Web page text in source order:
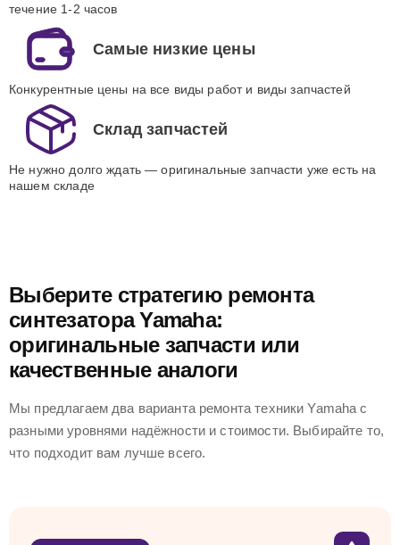
течение 1-2 часов
Самые низкие цены
Конкурентные цены на все виды работ и виды запчастей
Склад запчастей
Не нужно долго ждать — оригинальные запчасти уже есть на
нашем складе
Выберите стратегию ремонта
синтезатора Yamaha:
оригинальные запчасти или
качественные аналоги
Мы предлагаем два варианта ремонта техники Yamaha с
разными уровнями надёжности и стоимости. Выбирайте то,
что подходит вам лучше всего.